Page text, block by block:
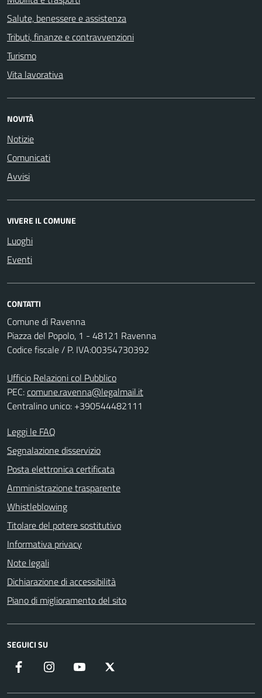
Salute, benessere e assistenza
Tributi, finanze e contravvenzioni
Turismo
Vita lavorativa
NOVITÀ
Notizie
Comunicati
Avvisi
VIVERE IL COMUNE
Luoghi
Eventi
CONTATTI
Comune di Ravenna
Piazza del Popolo, 1 - 48121 Ravenna
Codice fiscale / P. IVA:00354730392
Ufficio Relazioni col Pubblico
PEC:comune.ravenna@legalmail.it
Centralino unico: +390544482111
Leggi le FAQ
Segnalazione disservizio
Posta elettronica certificata
Amministrazione trasparente
Whistleblowing
Titolare del potere sostitutivo
Informativa privacy
Note legali
Dichiarazione di accessibilità
Piano di miglioramento del sito
SEGUICI SU
Facebook Instagram YouTube